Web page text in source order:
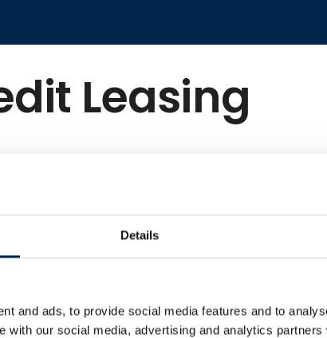
Details
and ads, to provide social media features and to
with our social media, advertising and analytics
Leasing
som leverandør eller udstiller på